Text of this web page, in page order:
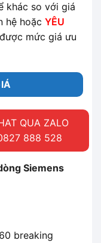
khác so với giá
hệ hoặc YÊU
mức giá ưu
QUA ZALO
888 528
Siemens
breaking